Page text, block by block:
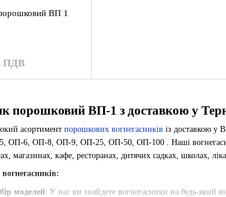
порошковий ВП-1 з доставкою у
асортимент порошкових вогнегасників із доставкою у
6, ОП-8, ОП-9, ОП-25, ОП-50, ОП-100 . Наші вогнегасники
магазинах, кафе, ресторанах, дитячих садках, школах,
моделей: У нас ви знайдете вогнегасники на будь-який
ВП 1
ПДВ